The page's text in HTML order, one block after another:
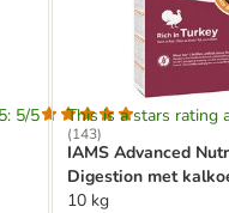
5/5 This is a stars rating
(143)
IAMS Advanced
Digestion met
10 kg